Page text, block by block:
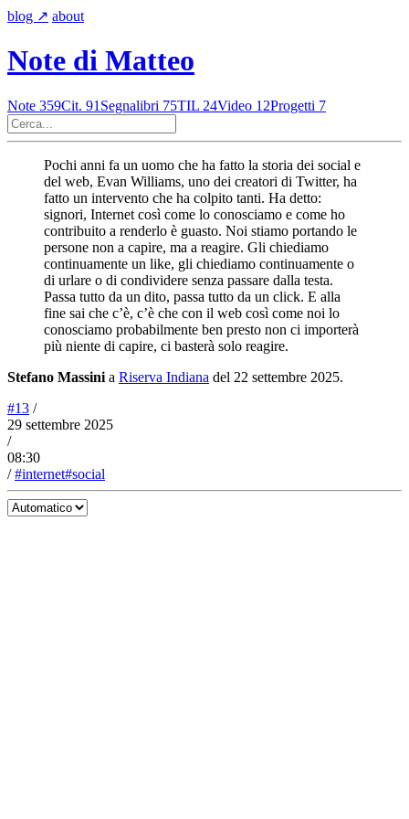
blog ↗︎ about
Note di Matteo
Note 359Cit. 91 Segnalibri 75TIL 24Video 12Progetti 7
Pochi anni fa un uomo che ha fatto la storia dei social e
del web, Evan Williams, uno dei creatori di Twitter, ha
fatto un intervento che ha colpito tanti. Ha detto:
signori, Internet così come lo conosciamo e come ho
contribuito a renderlo è guasto. Noi stiamo portando le
persone non a capire, ma a reagire. Gli chiediamo
continuamente un like, gli chiediamo continuamente o
di urlare o di condividere senza passare dalla testa.
Passa tutto da un dito, passa tutto da un click. E alla
fine sai che c’è, c’è che con il web così come noi lo
conosciamo probabilmente ben presto non ci importerà
più niente di capire, ci basterà solo reagire.
Stefano Massini a Riserva Indiana del 22 settembre 2025.
#13 /
29 settembre 2025
/
08:30
/#internet#social